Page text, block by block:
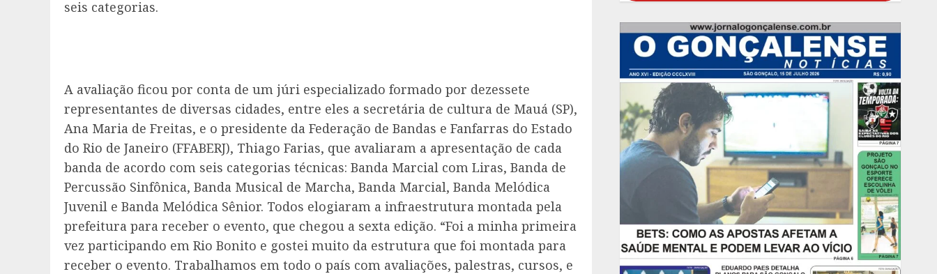
seis categorias.
A avaliação ficou por conta de um júri especializado formado por dezessete
representantes de diversas cidades, entre eles a secretária de cultura de Mauá (SP),
Ana Maria de Freitas, e o presidente da Federação de Bandas e Fanfarras do Estado
do Rio de Janeiro (FFABERJ), Thiago Farias, que avaliaram a apresentação de cada
banda de acordo com seis categorias técnicas: Banda Marcial com Liras, Banda de
Percussão Sinfônica, Banda Musical de Marcha, Banda Marcial, Banda Melódica
Juvenil e Banda Melódica Sênior. Todos elogiaram a infraestrutura montada pela
prefeitura para receber o evento, que chegou a sexta edição. “Foi a minha primeira
vez participando em Rio Bonito e gostei muito da estrutura que foi montada para
receber o evento. Trabalhamos em todo o país com avaliações, palestras, cursos, e